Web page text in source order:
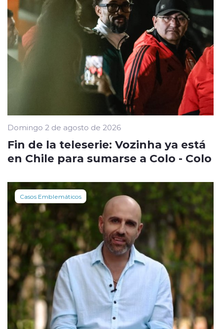
Domingo 2 de agosto de 2026
Fin de la teleserie: Vozinha ya está
en Chile para sumarse a Colo - Colo
Casos Emblemáticos